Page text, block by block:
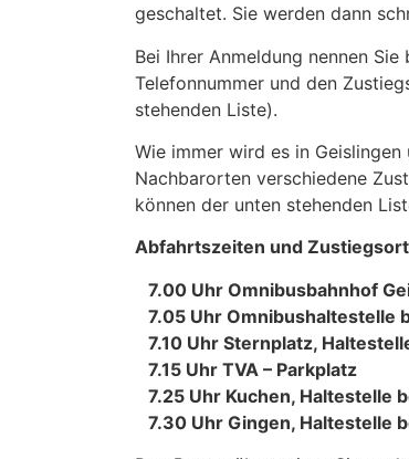
geschaltet. Sie werden dann
Bei Ihrer Anmeldung nennen
Telefonnummer und den
stehenden Liste).
Wie immer wird es in
Nachbarorten verschiedene
können der unten stehenden
Abfahrtszeiten und
7.00 Uhr Omnibusbahnhof
7.05 Uhr Omnibushaltestelle
7.10 Uhr Sternplatz,
7.15 Uhr TVA – Parkplatz
7.25 Uhr Kuchen, Haltestelle
7.30 Uhr Gingen, Haltestelle